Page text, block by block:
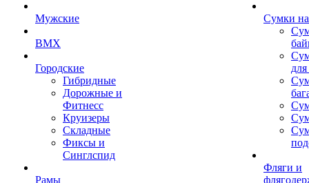
Мужские
BMX
Городские
Гибридные
Дорожные и
Фитнесс
Круизеры
Складные
Фиксы и
Синглспид
Рамы
Сумки
Фляги и